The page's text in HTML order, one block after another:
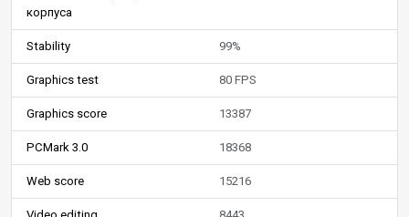
корпуса
Stability 99%
Graphics test 80 FPS
Graphics score 13387
PCMark 3.0 18368
Web score 15216